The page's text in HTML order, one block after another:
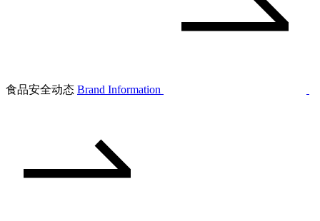
食品安全动态 Brand Information